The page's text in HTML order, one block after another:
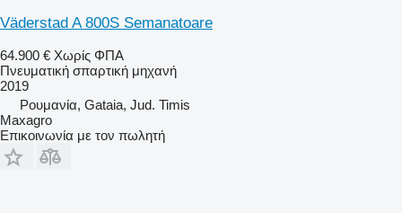
Väderstad A 800S Semanatoare
64.900 € Χωρίς ΦΠΑ
Πνευματική σπαρτική μηχανή
2019
Ρουμανία, Gataia, Jud. Timis
Maxagro
Επικοινωνία με τον πωλητή